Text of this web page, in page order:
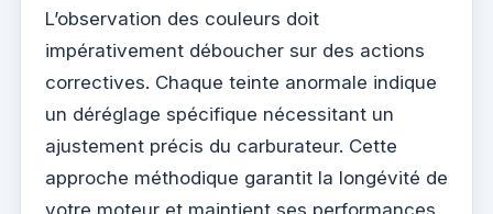
L’observation des couleurs doit
impérativement déboucher sur des actions
correctives. Chaque teinte anormale indique
un déréglage spécifique nécessitant un
ajustement précis du carburateur. Cette
approche méthodique garantit la longévité de
votre moteur et maintient ses performances